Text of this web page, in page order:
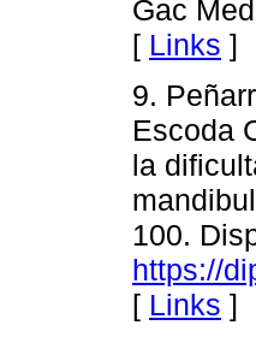
Gac
[ Links ]
9.
Escoda
la
100.
https://
[ Links ]